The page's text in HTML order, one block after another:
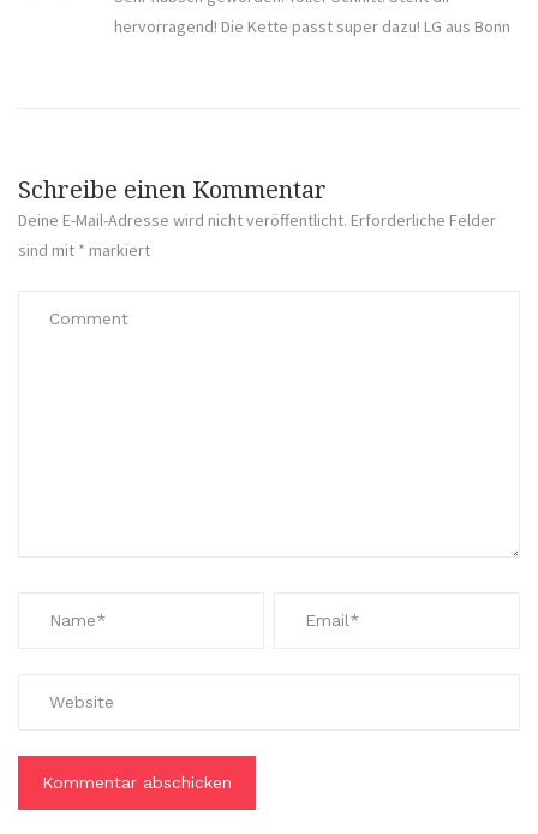
hervorragend! Die Kette passt super dazu! LG aus Bonn
Schreibe einen Kommentar
Deine E-Mail-Adresse wird nicht veröffentlicht. Erforderliche Felder
sind mit * markiert